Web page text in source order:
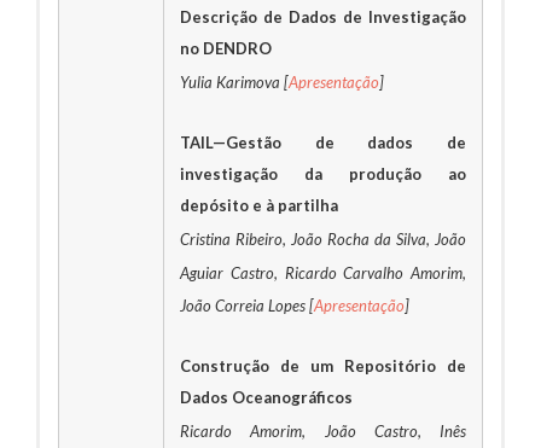
Descrição de Dados de Investigação
no DENDRO
Yulia Karimova [Apresentação]
TAIL—Gestão de dados de
investigação da produção ao
depósito e à partilha
Cristina Ribeiro, João Rocha da Silva, João
Aguiar Castro, Ricardo Carvalho Amorim,
João Correia Lopes [Apresentação]
Construção de um Repositório de
Dados Oceanográficos
Ricardo Amorim, João Castro, Inês